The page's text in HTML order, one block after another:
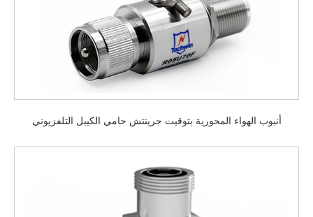
أنبوب الهواء المحورية بتوقيت جرينتش حامي الكيبل التلفزيوني